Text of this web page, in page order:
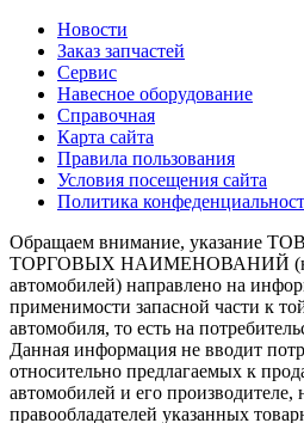
Новости
Заказ запчастей
Сервис
Навесное оборудование
Справочная
Карта сайта
Правила пользования
Условия посещения сайта
Политика
Обращаем внимание, указание
ТОРГОВЫХ НАИМЕНОВАНИЙ
автомобилей) направлено на
применимости запасной части к
автомобиля, то есть на
Данная информация не вводит
относительно предлагаемых к
автомобилей и его производителе,
правообладателей указанных